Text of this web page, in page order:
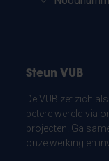
Steun VUB
De VUB zet zich
betere wereld via
projecten. Ga
onze werking en